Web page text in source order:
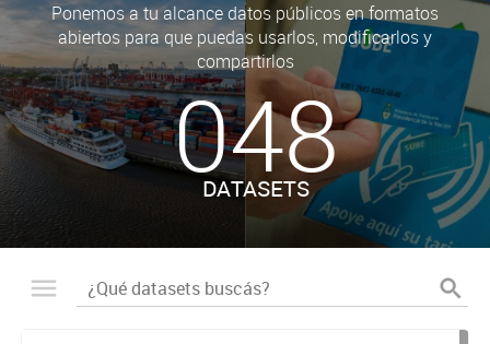
Ponemos a tu alcance datos públicos en formatos
abiertos para que puedas usarlos, modificarlos y
compartirlos
048
DATASETS